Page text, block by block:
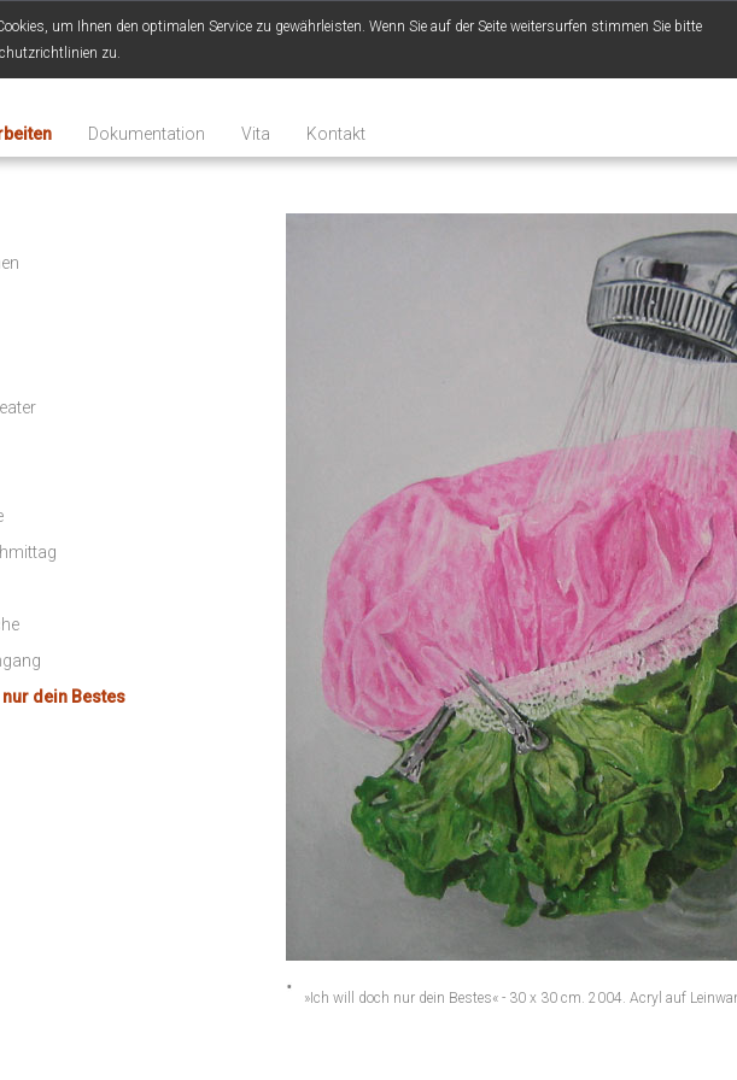
um Ihnen den optimalen Service zu gewährleisten. Wenn Sie auf der Seite weitersurfen stimmen Sie bitte
zu.
Dokumentation Vita Kontakt
dein Bestes
»Ich will doch nur dein Bestes« - 30 x 30 cm. 2004. Acryl auf